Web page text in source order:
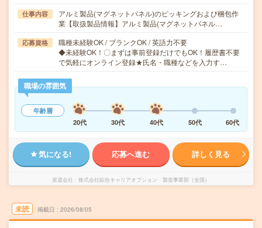
仕事内容
アルミ製品(マグネットパネル)のピッキングおよび梱包作
業【取扱製品情報】アルミ製品(マグネットパネル…
応募資格
職種未経験OK / ブランクOK / 英語力不要
◆未経験OK！〇まずは事前登録だけでもOK！履歴書不要
で気軽にオンライン登録★氏名・職種などを入力す…
職場の雰囲気
年齢層
20代
30代 40代 50代 60代
気になる! 応募へ進む 詳しく見る
派遣会社 株式会社綜合キャリアオプション 製造事業部（全国）
未読 掲載日 2026/08/05